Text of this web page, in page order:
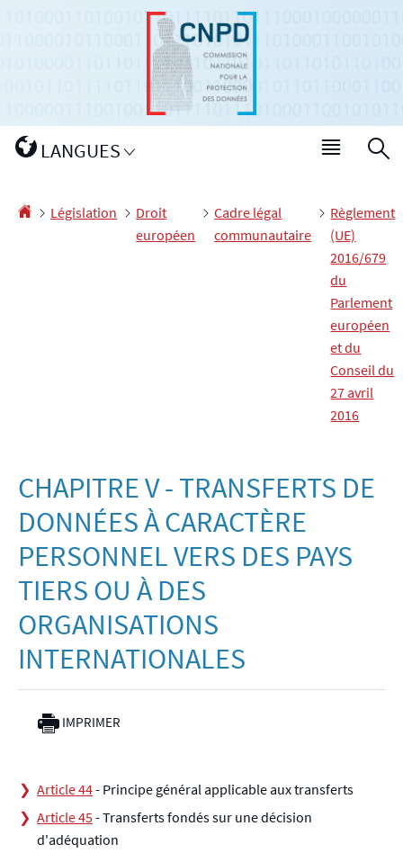
Changer
LANGUES
Menu
Accueil
Législation
Droit
européen
Cadre légal
communautaire
Règlement
(UE)
2016/679
du
Parlement
européen
et du
Conseil du
27 avril
2016
CHAPITRE V - TRANSFERTS DE
DONNÉES À CARACTÈRE
PERSONNEL VERS DES PAYS
TIERS OU À DES
ORGANISATIONS
INTERNATIONALES
IMPRIMER
Article 44- Principe général applicable aux transferts
Article 45- Transferts fondés sur une décision
d'adéquation